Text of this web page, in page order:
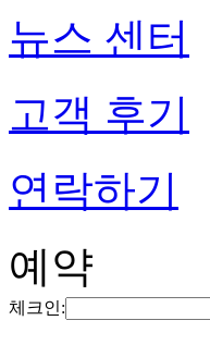
뉴스 센터
고객 후기
연락하기
예약
체크인: